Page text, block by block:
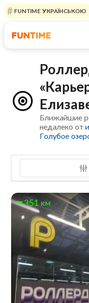
FUNTIME УКРАЇНСЬКОЮ
Ближайшие
недалеко от
Голубое
351 км